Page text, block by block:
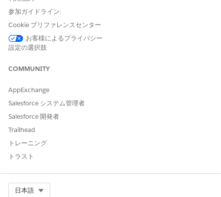
事前作成済みフローテンプレートでは、納入商品の売上予測と
に、特定のビジネスニーズに合わせてこれらのテンプレートを
カスタマイズします。
ご意見をお待ちしております。
参加ガイドライン:
Cookie プリファレンスセンター
お客様によるプライバシー
設定の選択肢
COMMUNITY
AppExchange
Salesforce システム管理者
Salesforce 開発者
Trailhead
トレーニング
トラスト
日本語